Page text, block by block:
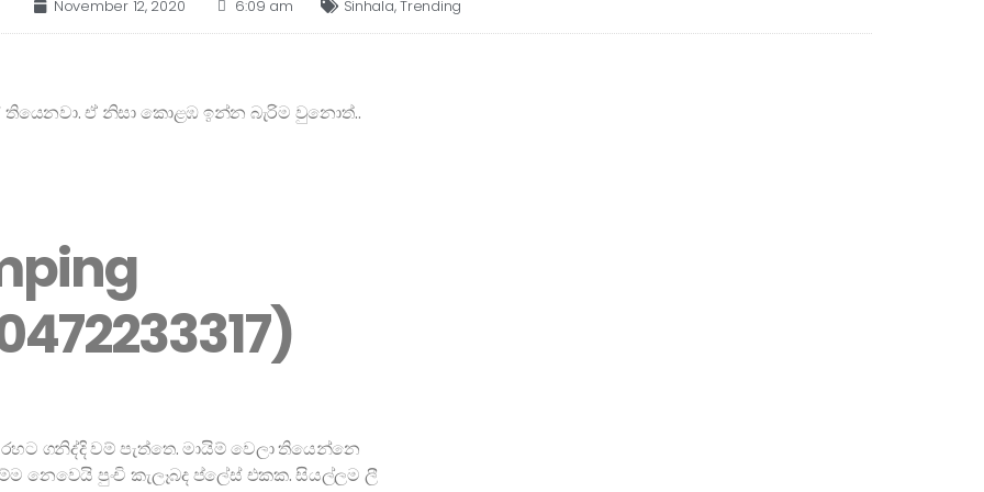
November 12, 2020 6:09 am Sinhala,Trending
තියෙනවා. ඒ නිසා කොළඹ ඉන්න බැරිම වුනොත්..
ගනිද්දි වම් පැත්තෙ. මායිම් වෙලා තියෙන්නෙ
නෙවෙයි පුංචි කැලෑබද ප්ලේස් එකක. සියල්ලම ලී